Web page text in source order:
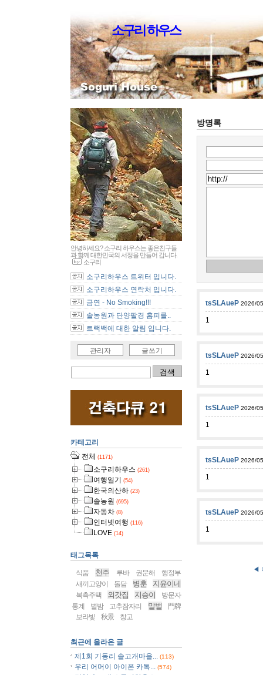
소구리 하우스
방명록
tsSLAueP 2026/
1
tsSLAueP 2026/
1
tsSLAueP 2026/
1
tsSLAueP 2026/
1
tsSLAueP 2026/
1
◀
안녕하세요? 소구리 하우스는 좋은친구들
과 함께 대한민국의 서정을 만들어 갑니다.
소구리
소구리하우스 트위터 입니다.
소구리하우스 연락처 입니다.
금연 - No Smoking!!!
솔농원과 단양팔경 홈피를..
트랙백에 대한 알림 입니다.
관리자 글쓰기
카테고리
전체 (1171)
소구리하우스 (261)
여행일기 (54)
한국의산하 (23)
솔농원 (695)
자동차 (8)
인터넷여행 (116)
LOVE (14)
태그목록
식품 천주 루바 권문해
행정부
새끼고양이
돌담 병훈 지윤이네
복측주택 외갓집 지승이
방문자
통계
별밤 고추잠자리 말벌
門牌
보라빛
秋景 창고
최근에 올라온 글
제1회 기동리 솔고개마을...
(113)
우리 어머이 아이폰 카톡... (574)